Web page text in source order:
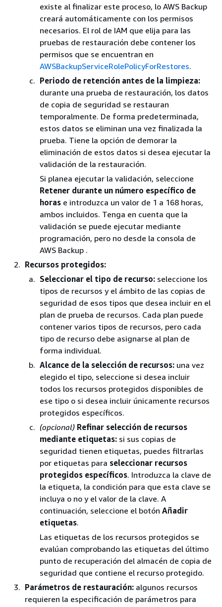
existe al finalizar este proceso, lo AWS Backup
creará automáticamente con los permisos
necesarios. El rol de IAM que elija para las
pruebas de restauración debe contener los
permisos que se encuentran en
AWSBackupServiceRolePolicyForRestores.
Periodo de retención antes de la limpieza:
durante una prueba de restauración, los datos
de copia de seguridad se restauran
temporalmente. De forma predeterminada,
estos datos se eliminan una vez finalizada la
prueba. Tiene la opción de demorar la
eliminación de estos datos si desea ejecutar la
validación de la restauración.
Si planea ejecutar la validación, seleccione
Retener durante un número específico de
horas e introduzca un valor de 1 a 168 horas,
ambos incluidos. Tenga en cuenta que la
validación se puede ejecutar mediante
programación, pero no desde la consola de
AWS Backup .
Recursos protegidos:
Seleccionar el tipo de recurso: seleccione los
tipos de recursos y el ámbito de las copias de
seguridad de esos tipos que desea incluir en el
plan de prueba de recursos. Cada plan puede
contener varios tipos de recursos, pero cada
tipo de recurso debe asignarse al plan de
forma individual.
Alcance de la selección de recursos: una vez
elegido el tipo, seleccione si desea incluir
todos los recursos protegidos disponibles de
ese tipo o si desea incluir únicamente recursos
protegidos específicos.
(opcional) Refinar selección de recursos
mediante etiquetas: si sus copias de
seguridad tienen etiquetas, puedes filtrarlas
por etiquetas para seleccionar recursos
protegidos específicos. Introduzca la clave de
la etiqueta, la condición para que esta clave se
incluya o no y el valor de la clave. A
continuación, seleccione el botón Añadir
etiquetas.
Las etiquetas de los recursos protegidos se
evalúan comprobando las etiquetas del último
punto de recuperación del almacén de copia de
seguridad que contiene el recurso protegido.
Parámetros de restauración: algunos recursos
requieren la especificación de parámetros para